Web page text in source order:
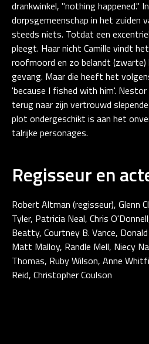
drankwinkel, "nothing happened."
dorpsgemeenschap in het zuiden
steeds niets. Totdat een
pleegt. Haar nicht Camille vindt
roofmoord en zo belandt (zwarte)
gevang. Maar die heeft het
'because I fished with him'.
terug naar zijn vertrouwd
plot ondergeschikt is aan het
talrijke personages.
Regisseur en
Robert Altman (regisseur), Glenn
Tyler, Patricia Neal, Chris
Beatty, Courtney B. Vance,
Matt Malloy, Randle Mell, Niecy
Thomas, Ruby Wilson, Anne
Reid, Christopher Coulson